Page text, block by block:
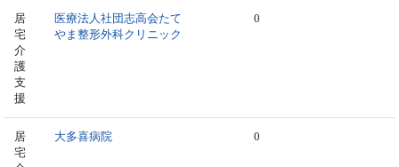
居
宅
介
護
支
援
医療法人社団志高会たて
やま整形外科クリニック
0
居
宅
大多喜病院 0